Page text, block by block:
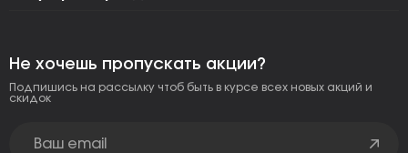
Не хочешь пропускать акции?
Подпишись на рассылку чтоб быть в курсе всех новых акций и
скидок